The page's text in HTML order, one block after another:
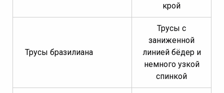
крой
Трусы бразилиана
Трусы с
заниженной
линией бёдер и
немного узкой
спинкой